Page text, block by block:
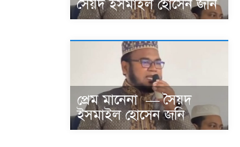
সৈয়দ ইসমাইল হোসেন জনি
প্রেম মানেনা — সৈয়দ
ইসমাইল হোসেন জনি